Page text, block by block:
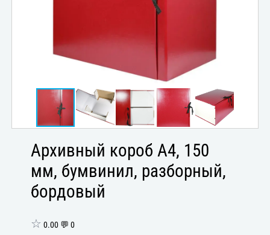
Архивный короб А4, 150
мм, бумвинил, разборный,
бордовый
☆ 0.00 💬 0